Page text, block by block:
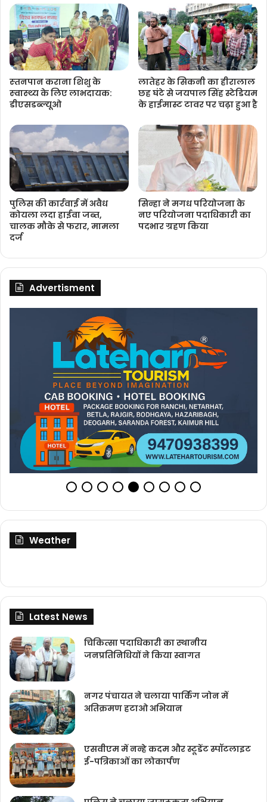
स्‍तनपान कराना शिशु के
स्‍वास्‍थ्‍य के लिए लाभदायक:
डीएसडब्‍ल्‍यूओ
लातेहर के सिकनी का हीरालाल
छह घंटे से जयपाल सिंह स्टेडियम
के हाईमास्ट टावर पर चढ़ा हुआ है
पुलिस की कार्रवाई में अवैध
कोयला लदा हाईवा जब्त,
चालक मौके से फरार, मामला
दर्ज
सिन्हा ने मगध परियोजना के
नए परियोजना पदाधिकारी का
पदभार ग्रहण किया
Advertisment
Weather
Latest News
चिकित्‍सा पदाधिकारी का स्थानीय
जनप्रतिनिधियों ने किया स्वागत
नगर पंचायत ने चलाया पार्किंग जोन में
अतिक्रमण हटाओ अभियान
एसवीएम में नन्हे कदम और स्टूडेंट स्पॉटलाइट
ई-पत्रिकाओं का लोकार्पण